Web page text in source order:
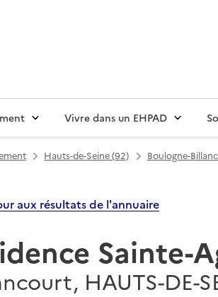
Vivre dans un EHPAD
Hauts-de-Seine (92) Boulogne-
aux résultats de l'annuaire
Sainte-
HAUTS-DE-